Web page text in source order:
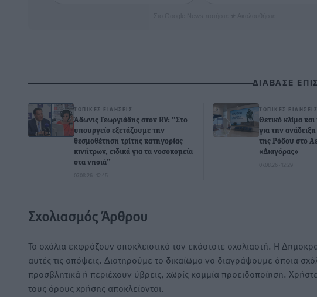
ΔΙΑΒΑΣΕ
ΤΟΠΙΚΈΣ ΕΙΔΉΣΕΙΣ
Άδωνις Γεωργιάδης στον RV: “Στο
υπουργείο εξετάζουμε την
θεσμοθέτηση τρίτης κατηγορίας
κινήτρων, ειδικά για τα νοσοκομεία
στα νησιά”
07.08.26 · 12:45
ΤΟΠΙΚΈΣ ΕΙΔΉΣΕΙΣ
Θετικό κλίμα
για την ανάδειξη
της Ρόδου στο
«Διαγόρας»
07.08.26 · 12:29
Σχολιασμός Άρθρου
Τα σχόλια εκφράζουν αποκλειστικά τον εκάστοτε σχολιαστή. Η
αυτές τις απόψεις. Διατηρούμε το δικαίωμα να διαγράψουμε όποια
προσβλητικά ή περιέχουν ύβρεις, χωρίς καμμία προειδοποίηση.
τους όρους χρήσης αποκλείονται.